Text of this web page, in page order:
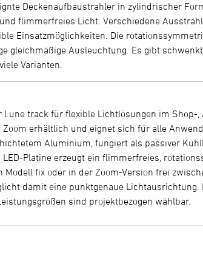
Deckenaufbaustrahler in zylindrischer
flimmerfreies Licht. Verschiedene
Einsatzmöglichkeiten. Die
gleichmäßige Ausleuchtung. Es gibt
Varianten.
track für flexible Lichtlösungen im Shop-
erhältlich und eignet sich für alle
Aluminium, fungiert als passiver
Platine erzeugt ein flimmerfreies,
fix oder in der Zoom-Version frei
damit eine punktgenaue Lichtausrichtung.
sind projektbezogen wählbar.